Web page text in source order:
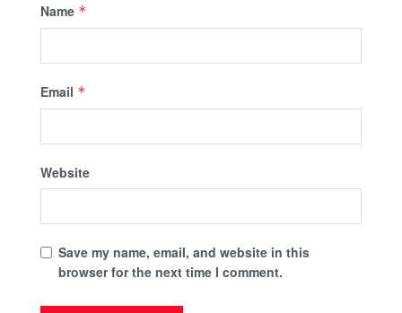
Name *
Email *
Website
Save my name, email, and website in this
browser for the next time I comment.